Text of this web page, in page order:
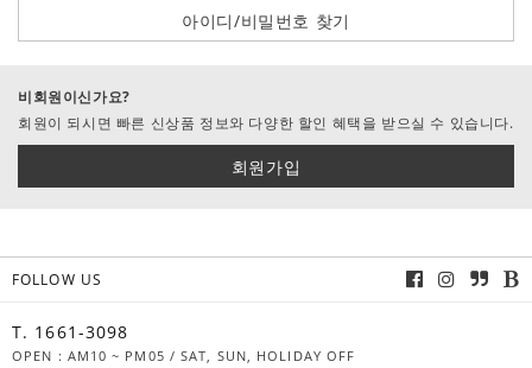
아이디/비밀번호 찾기
비회원이신가요?
회원이 되시면 빠른 신상품 정보와 다양한 할인 혜택을 받으실 수 있습니다.
회원가입
FOLLOW US
T. 1661-3098
OPEN : AM10 ~ PM05 / SAT, SUN, HOLIDAY OFF